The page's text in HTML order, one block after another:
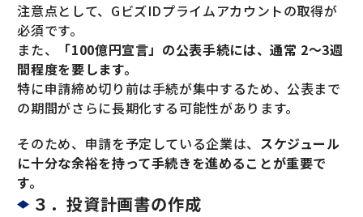
注意点として、GビズIDプライムアカウントの取得が
必須です。
また、
「100億円宣言」の公表手続には、通常 2～3週
間程度を要します。
特に申請締め切り前は手続が集中するため、公表まで
の期間がさらに長期化する可能性があります。
そのため、申請を予定している企業は、 スケジュール
に十分な余裕を持って手続きを進めることが重要で
す。
３．投資計画書の作成